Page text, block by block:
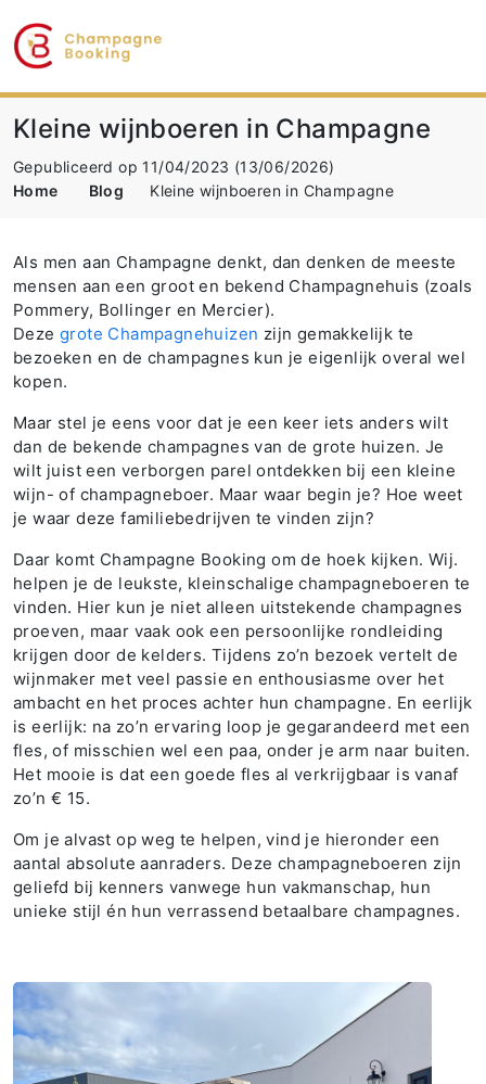
Kleine wijnboeren in Champagne
Gepubliceerd op 11/04/2023 (13/06/2026)
Home
Blog Kleine wijnboeren in Champagne
Als men aan Champagne denkt, dan denken de meeste
mensen aan een groot en bekend Champagnehuis (zoals
Pommery, Bollinger en Mercier).
Deze grote Champagnehuizen zijn gemakkelijk te
bezoeken en de champagnes kun je eigenlijk overal wel
kopen.
Maar stel je eens voor dat je een keer iets anders wilt
dan de bekende champagnes van de grote huizen. Je
wilt juist een verborgen parel ontdekken bij een kleine
wijn- of champagneboer. Maar waar begin je? Hoe weet
je waar deze familiebedrijven te vinden zijn?
Daar komt Champagne Booking om de hoek kijken. Wij.
helpen je de leukste, kleinschalige champagneboeren te
vinden. Hier kun je niet alleen uitstekende champagnes
proeven, maar vaak ook een persoonlijke rondleiding
krijgen door de kelders. Tijdens zo’n bezoek vertelt de
wijnmaker met veel passie en enthousiasme over het
ambacht en het proces achter hun champagne. En eerlijk
is eerlijk: na zo’n ervaring loop je gegarandeerd met een
fles, of misschien wel een paa, onder je arm naar buiten.
Het mooie is dat een goede fles al verkrijgbaar is vanaf
zo’n € 15.
Om je alvast op weg te helpen, vind je hieronder een
aantal absolute aanraders. Deze champagneboeren zijn
geliefd bij kenners vanwege hun vakmanschap, hun
unieke stijl én hun verrassend betaalbare champagnes.